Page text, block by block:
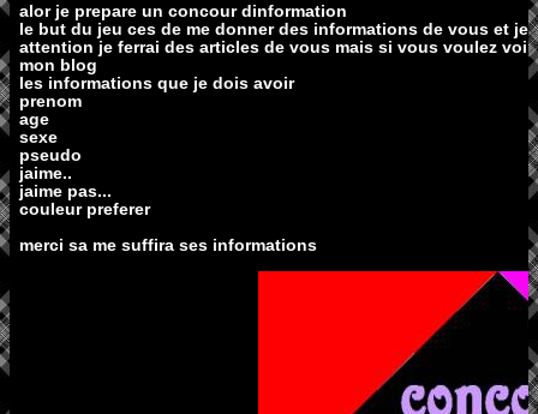
alor je prepare un concour dinformation
le but du jeu ces de me donner des informations de vous et je
attention je ferrai des articles de vous mais si vous voulez
mon blog
les informations que je dois avoir
prenom
age
sexe
pseudo
jaime..
jaime pas...
couleur preferer
merci sa me suffira ses informations